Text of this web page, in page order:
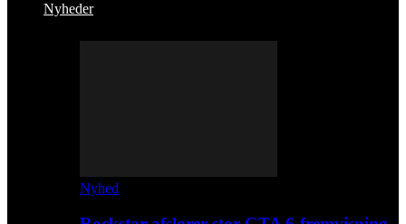
Nyheder
Nyhed